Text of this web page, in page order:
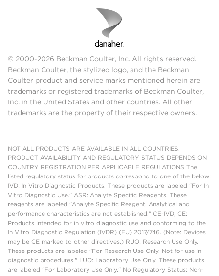
© 2000-2026 Beckman Coulter, Inc. All rights reserved.
Beckman Coulter, the stylized logo, and the Beckman
Coulter product and service marks mentioned herein are
trademarks or registered trademarks of Beckman Coulter,
Inc. in the United States and other countries. All other
trademarks are the property of their respective owners.
NOT ALL PRODUCTS ARE AVAILABLE IN ALL COUNTRIES.
PRODUCT AVAILABILITY AND REGULATORY STATUS DEPENDS ON
COUNTRY REGISTRATION PER APPLICABLE REGULATIONS The
listed regulatory status for products correspond to one of the below:
IVD: In Vitro Diagnostic Products. These products are labeled "For In
Vitro Diagnostic Use." ASR: Analyte Specific Reagents. These
reagents are labeled "Analyte Specific Reagent. Analytical and
performance characteristics are not established." CE-IVD, CE:
Products intended for in vitro diagnostic use and conforming to the
In Vitro Diagnostic Regulation (IVDR) (EU) 2017/746. (Note: Devices
may be CE marked to other directives.) RUO: Research Use Only.
These products are labeled "For Research Use Only. Not for use in
diagnostic procedures." LUO: Laboratory Use Only. These products
are labeled "For Laboratory Use Only." No Regulatory Status: Non-